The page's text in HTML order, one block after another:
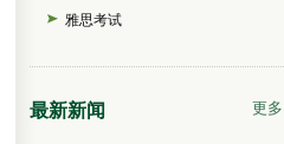
雅思考试
最新新闻 更多